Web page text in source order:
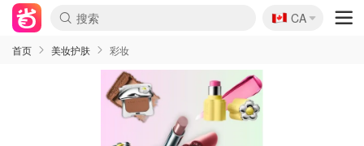
🇨🇦
CA
首页 美妆护肤 彩妆